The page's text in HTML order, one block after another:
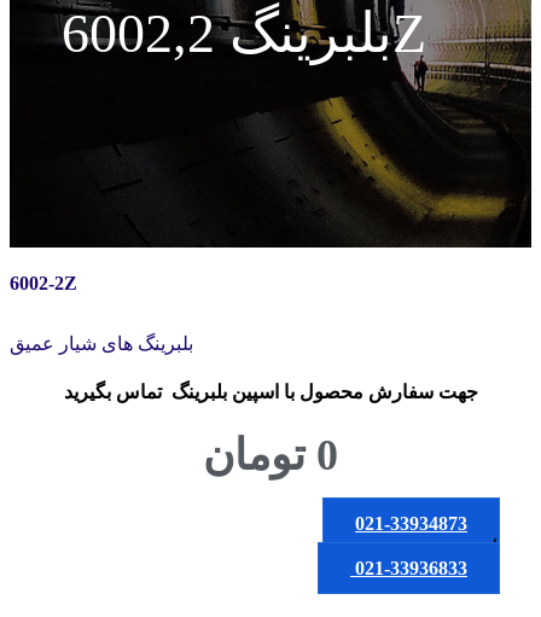
بلبرینگ 6002,2Z
6002-2Z
بلبرینگ های شیار عمیق
جهت سفارش محصولبا اسپین بلبرینگ تماس بگیرید
0 تومان
021-33934873
یا
021-33936833